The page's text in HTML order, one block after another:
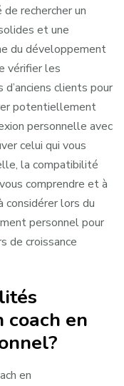
rechercher un
et une
du développement
vérifier les
clients pour
potentiellement
personnelle avec
celui qui vous
la compatibilité
comprendre et à
considérer lors du
personnel pour
de croissance
coach en
en